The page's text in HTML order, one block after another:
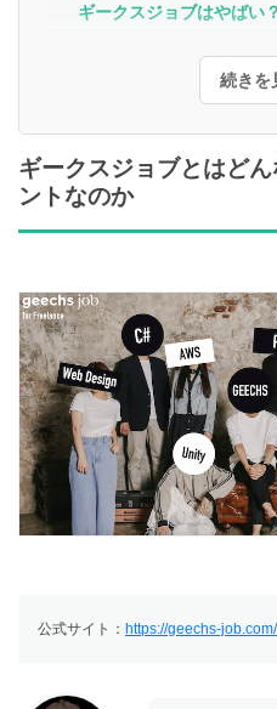
ギークスジョブはやばい
続きを
ギークスジョブとはど
ントなのか
公式サイト： https://geechs-job.com/